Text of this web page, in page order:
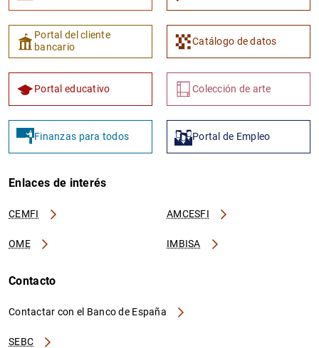
1 2
Portal del cliente
bancario
Catálogo de datos
Portal educativo Colección de arte
Finanzas para todos Portal de Empleo
Enlaces de interés
CEMFI AMCESFI
OME IMBISA
Contacto
Contactar con el Banco de España
SEBC